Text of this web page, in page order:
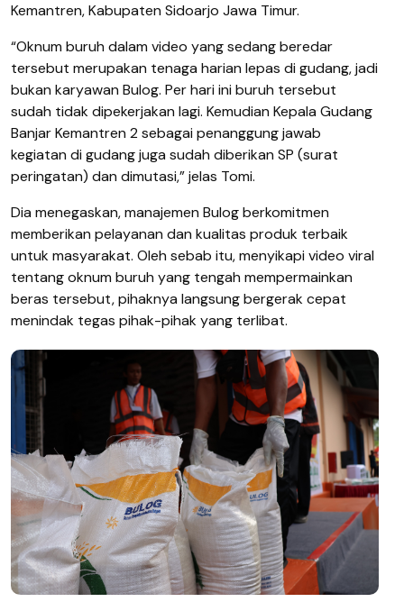
Kemantren, Kabupaten Sidoarjo Jawa Timur.
“Oknum buruh dalam video yang sedang beredar
tersebut merupakan tenaga harian lepas di gudang, jadi
bukan karyawan Bulog. Per hari ini buruh tersebut
sudah tidak dipekerjakan lagi. Kemudian Kepala Gudang
Banjar Kemantren 2 sebagai penanggung jawab
kegiatan di gudang juga sudah diberikan SP (surat
peringatan) dan dimutasi,” jelas Tomi.
Dia menegaskan, manajemen Bulog berkomitmen
memberikan pelayanan dan kualitas produk terbaik
untuk masyarakat. Oleh sebab itu, menyikapi video viral
tentang oknum buruh yang tengah mempermainkan
beras tersebut, pihaknya langsung bergerak cepat
menindak tegas pihak-pihak yang terlibat.